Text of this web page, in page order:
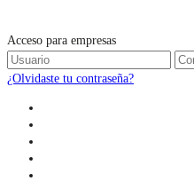
Acceso para empresas
¿Olvidaste tu contraseña?